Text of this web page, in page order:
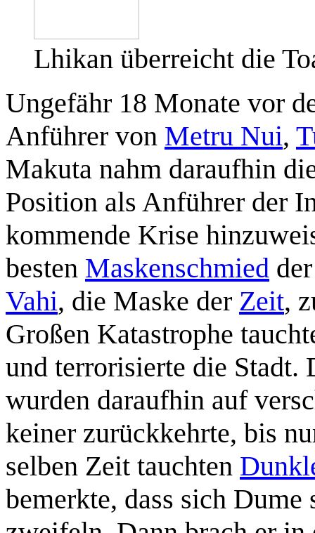
Lhikan überreicht die
Ungefähr 18 Monate vor
Anführer von Metru Nui,
Makuta nahm daraufhin
Position als Anführer der
kommende Krise
besten Maskenschmied
Vahi, die Maske der Zeit,
Großen Katastrophe
und terrorisierte die Stadt.
wurden daraufhin auf
keiner zurückkehrte, bis
selben Zeit tauchten
bemerkte, dass sich